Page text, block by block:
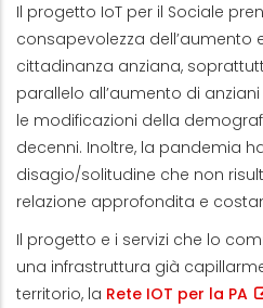
Il progetto IoT per il Sociale
consapevolezza dell’aumento
cittadinanza anziana,
parallelo all’aumento di
le modificazioni della
decenni. Inoltre, la pandemia
disagio/solitudine che non
relazione approfondita e
Il progetto e i servizi che lo
una infrastruttura già
territorio, la Rete IOT per la PA